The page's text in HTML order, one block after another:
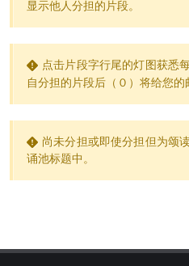
显示他人分担的片段。
点击片段字行尾的灯图获悉
自分担的片段后（０）将给您的
尚未分担或即使分担但为颂
诵池标题中。